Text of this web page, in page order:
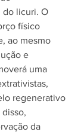
do licuri. O
físico
ao mesmo
e
uma
regenerativo
da